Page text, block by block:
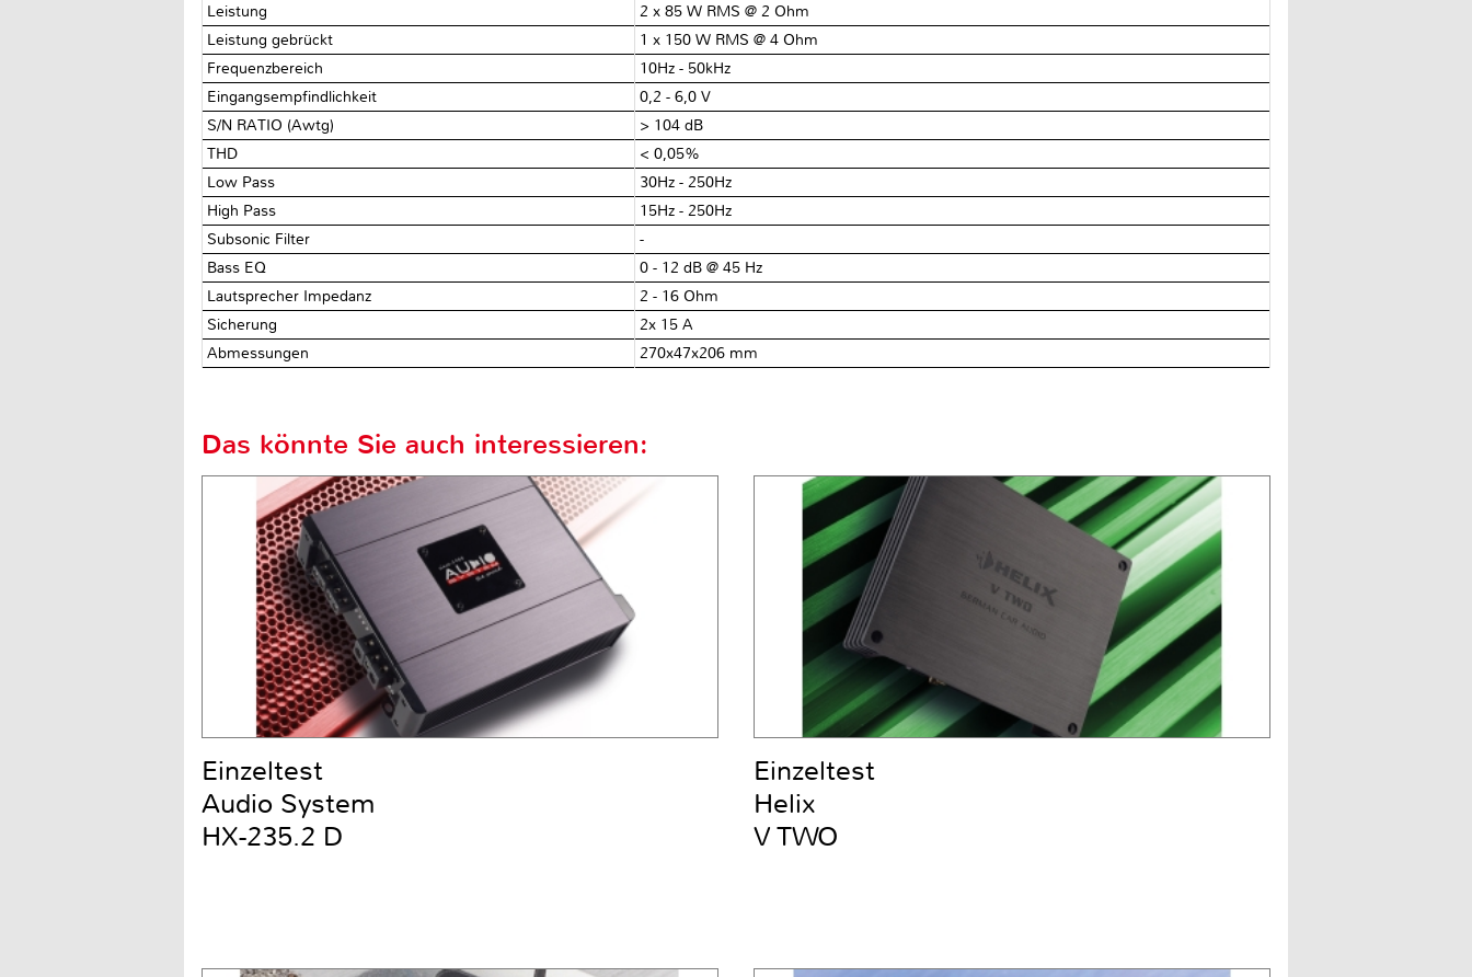
Leistung
2 x 85 W RMS @ 2 Ohm
Leistung gebrückt
1 x 150 W RMS @ 4 Ohm
Frequenzbereich
10Hz - 50kHz
Eingangsempfindlichkeit
0,2 - 6,0 V
S/N RATIO (Awtg)
> 104 dB
THD
< 0,05%
Low Pass
30Hz - 250Hz
High Pass
15Hz - 250Hz
Subsonic Filter
-
Bass EQ
0 - 12 dB @ 45 Hz
Lautsprecher Impedanz
2 - 16 Ohm
Sicherung
2x 15 A
Abmessungen
270x47x206 mm
Das könnte Sie auch interessieren:
Einzeltest
Audio System
HX-235.2 D
Einzeltest
Helix
V TWO